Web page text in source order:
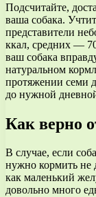
Подсчитайте,
ваша собака.
представители
ккал, средних —
ваш собака
натуральном
протяжении семи
до нужной
Как верно
В случае, если
нужно кормить не
как маленький
довольно много